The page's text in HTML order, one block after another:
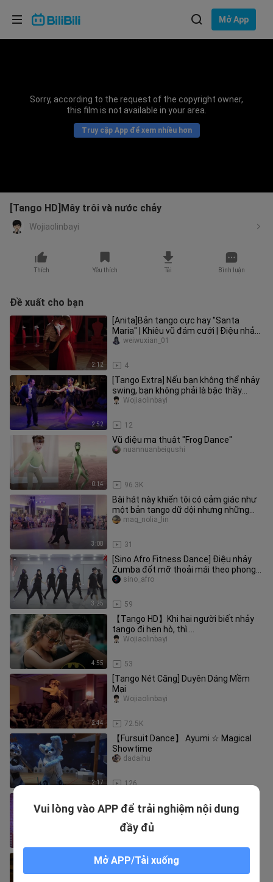
Mở App
Sorry, according to the request of the copyright owner,
this film is not available in your area.
Truy cập App để xem nhiều hơn
[Tango HD]Mây trôi và nước chảy
Wojiaolinbayi
Thích Yêu thích Tải Bình luận
Đề xuất cho bạn
2:12
[Anita]Bản tango cực hay "Santa
Maria" | Khiêu vũ đám cưới | Điệu nhảy
đầu tiên
4
weiwuxian_01
2:52
[Tango Extra] Nếu bạn không thể nhảy
swing, bạn không phải là bậc thầy
tango giỏi
12
Wojiaolinbayi
0:14
Vũ điệu ma thuật "Frog Dance"
96.3K
nuannuanbeigushi
3:08
Bài hát này khiến tôi có cảm giác như
một bản tango dữ dội nhưng những
bước nhảy lại rất tuyệt vời
31
mag_nolia_lin
3:25
[Sino Afro Fitness Dance] Điệu nhảy
Zumba đốt mỡ thoải mái theo phong
cách Zero, tẩy não bằng âm nhạ
59
sino_afro
4:55
【Tango HD】Khi hai người biết nhảy
tango đi hẹn hò, thì....
53
Wojiaolinbayi
2:44
[Tango Nét Căng] Duyên Dáng Mềm
Mại
72.5K
Wojiaolinbayi
2:17
【Fursuit Dance】 Ayumi ☆ Magical
Showtime
126
dadaihu
Sex", điệu nhảy của cặp đôi đã hạ gục
[Tango HD] Âm vang và mạnh mẽ
Vui lòng vào APP để trải nghiệm nội dung
đầy đủ
Mở APP/Tải xuống
Lựa chọn ngôn ngữ
Bahasa Indonesia